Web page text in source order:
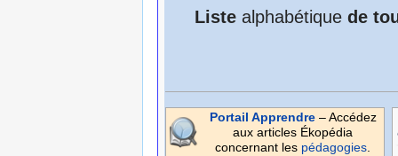
Liste alphabétique de
Portail Apprendre – Accédez
aux articles Ékopédia
concernant les pédagogies